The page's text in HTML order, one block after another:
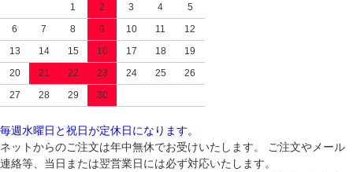
1
2 3 4
5
6
7 8 9 10 11
12
13
14 15 16 17 18
19
20
21 22 23 24 25
26
27
28 29 30
毎週水曜日と祝日が定休日になります。
ネットからのご注文は年中無休でお受けいたします。 ご注文やメール
連絡等、当日または翌営業日には必ず対応いたします。